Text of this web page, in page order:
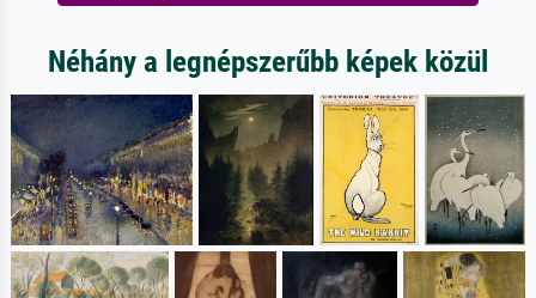
Néhány a legnépszerűbb képek közül